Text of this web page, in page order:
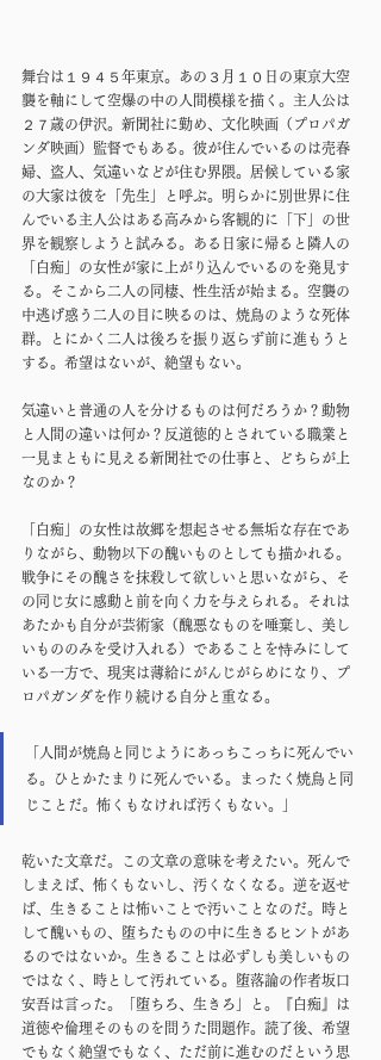
舞台は１９４５年東京。あの３月１０日の東京大空
襲を軸にして空爆の中の人間模様を描く。主人公は
２７歳の伊沢。新聞社に勤め、文化映画（プロパガ
ンダ映画）監督でもある。彼が住んでいるのは売春
婦、盗人、気違いなどが住む界隈。居候している家
の大家は彼を「先生」と呼ぶ。明らかに別世界に住
んでいる主人公はある高みから客観的に「下」の世
界を観察しようと試みる。ある日家に帰ると隣人の
「白痴」の女性が家に上がり込んでいるのを発見す
る。そこから二人の同棲、性生活が始まる。空襲の
中逃げ惑う二人の目に映るのは、焼鳥のような死体
群。とにかく二人は後ろを振り返らず前に進もうと
する。希望はないが、絶望もない。
気違いと普通の人を分けるものは何だろうか？動物
と人間の違いは何か？反道徳的とされている職業と
一見まともに見える新聞社での仕事と、どちらが上
なのか？
「白痴」の女性は故郷を想起させる無垢な存在であ
りながら、動物以下の醜いものとしても描かれる。
戦争にその醜さを抹殺して欲しいと思いながら、そ
の同じ女に感動と前を向く力を与えられる。それは
あたかも自分が芸術家（醜悪なものを唾棄し、美し
いもののみを受け入れる）であることを恃みにして
いる一方で、現実は薄給にがんじがらめになり、プ
ロパガンダを作り続ける自分と重なる。
「人間が焼鳥と同じようにあっちこっちに死んでい
る。ひとかたまりに死んでいる。まったく焼鳥と同
じことだ。怖くもなければ汚くもない。」
乾いた文章だ。この文章の意味を考えたい。死んで
しまえば、怖くもないし、汚くなくなる。逆を返せ
ば、生きることは怖いことで汚いことなのだ。時と
して醜いもの、堕ちたものの中に生きるヒントがあ
るのではないか。生きることは必ずしも美しいもの
ではなく、時として汚れている。堕落論の作者坂口
安吾は言った。「堕ちろ、生きろ」と。『白痴』は
道徳や倫理そのものを問うた問題作。読了後、希望
でもなく絶望でもなく、ただ前に進むのだという思